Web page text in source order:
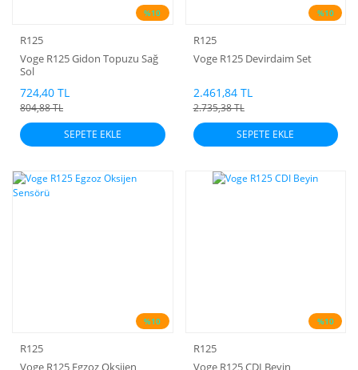
%10
R125
Voge R125 Gidon Topuzu Sağ
Sol
724,40 TL
804,88 TL
SEPETE EKLE
%10
R125
Voge R125 Devirdaim Set
2.461,84 TL
2.735,38 TL
SEPETE EKLE
%10
R125
Voge R125 Egzoz Oksijen
%10
R125
Voge R125 CDI Beyin